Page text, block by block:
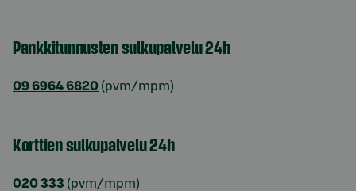
Pankkitunnusten sulkupalvelu 24h
09 6964 6820 (pvm/mpm)
Korttien sulkupalvelu 24h
020 333 (pvm/mpm)